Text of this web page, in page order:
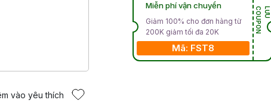
vào yêu thích
Miễn phí vận chuyển
Giảm 100% cho đơn hàng từ
200K giảm tối đa 20K
Mã: FST8
L
Ư
U
C
O
U
P
O
N